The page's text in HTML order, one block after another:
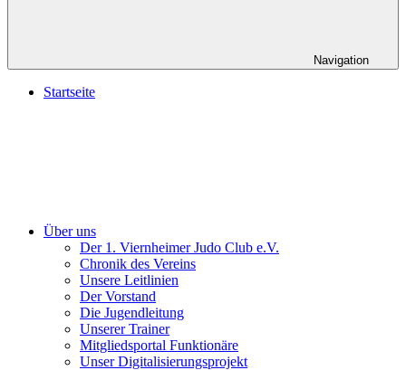
Navigation
Startseite
Über uns
Der 1. Viernheimer Judo Club e.V.
Chronik des Vereins
Unsere Leitlinien
Der Vorstand
Die Jugendleitung
Unserer Trainer
Mitgliedsportal Funktionäre
Unser Digitalisierungsprojekt